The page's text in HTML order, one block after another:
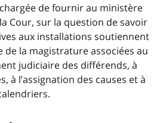
de fournir au ministère
Cour, sur la question de savoir
aux installations soutiennent
de la magistrature associées au
judiciaire des différends, à
à l’assignation des causes et à